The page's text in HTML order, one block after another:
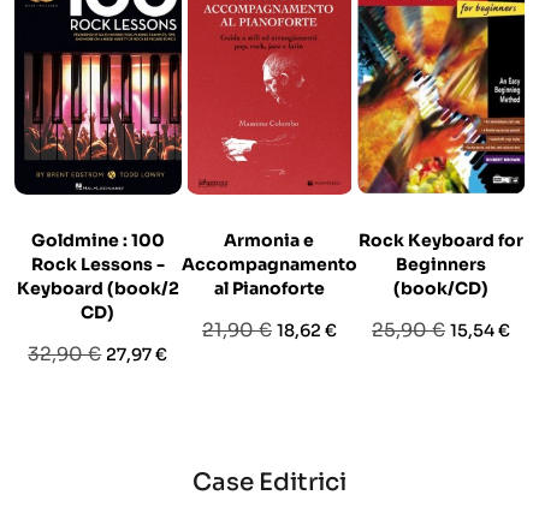
Goldmine : 100
Rock Lessons -
Keyboard (book/2
CD)
Prezzo
32,90 € Prezzo
27,97 €
Armonia e
Accompagnamento
al Pianoforte
Prezzo
21,90 € Prezzo
18,62 €
Rock Keyboard for
Beginners
(book/CD)
Prezzo
25,90 € Prezzo
15,54 €
Case Editrici